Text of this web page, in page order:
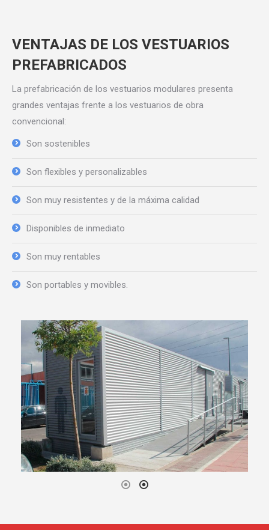
VENTAJAS DE LOS VESTUARIOS
PREFABRICADOS
La prefabricación de los vestuarios modulares presenta
grandes ventajas frente a los vestuarios de obra
convencional:
Son sostenibles
Son flexibles y personalizables
Son muy resistentes y de la máxima calidad
Disponibles de inmediato
Son muy rentables
Son portables y movibles.